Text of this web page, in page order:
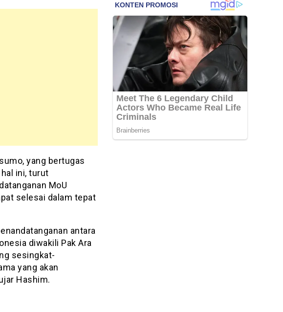
yang bertugas
ini, turut
MoU
selesai dalam tepat
antara
diwakili Pak Ara
sesingkat-
yang akan
Hashim.